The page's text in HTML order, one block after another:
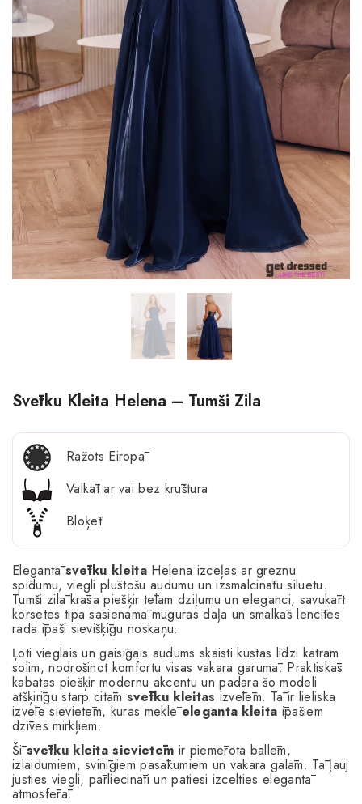
Svētku Kleita Helena – Tumši Zila
Ražots Eiropā
Valkāt ar vai bez krūštura
Bloķēt
Elegantāsvētku kleita Helena izceļas ar greznu
spīdumu, viegli plūstošu audumu un izsmalcinātu siluetu.
Tumši zilā krāsa piešķir tēlam dziļumu un eleganci, savukārt
korsetes tipa sasienamā muguras daļa un smalkās lencītes
rada īpaši sievišķīgu noskaņu.
Ļoti vieglais un gaisīgais audums skaisti kustas līdzi katram
solim, nodrošinot komfortu visas vakara garumā. Praktiskās
kabatas piešķir modernu akcentu un padara šo modeli
atšķirīgu starp citāmsvētku kleitas izvēlēm. Tā ir lieliska
izvēle sievietēm, kuras meklēeleganta kleita īpašiem
dzīves mirkļiem.
Šīsvētku kleita sievietēm ir piemērota ballēm,
izlaidumiem, svinīgiem pasākumiem un vakara galām. Tā ļauj
justies viegli, pārliecināti un patiesi izcelties elegantā
atmosfērā.